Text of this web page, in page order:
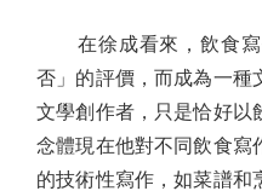
在徐成看來，飲食寫
否」的評價，而成為一種
文學創作者，只是恰好以
念體現在他對不同飲食寫
的技術性寫作，如菜譜和